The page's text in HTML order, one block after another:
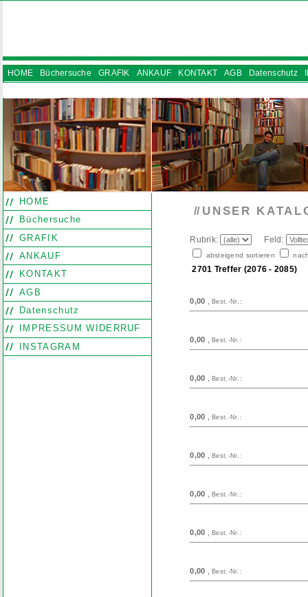
HOME Büchersuche GRAFIK ANKAUF KONTAKT AGB Datenschutz
HOME
Büchersuche
GRAFIK
ANKAUF
KONTAKT
AGB
Datenschutz
IMPRESSUM WIDERRUF
INSTAGRAM
// UNSER
Rubrik: Feld:
absteigend sortieren
2701 Treffer (2076 - 2085)
0,00 ,Best.-Nr.:
0,00 ,Best.-Nr.:
0,00 ,Best.-Nr.:
0,00 ,Best.-Nr.:
0,00 ,Best.-Nr.:
0,00 ,Best.-Nr.:
0,00 ,Best.-Nr.:
0,00 ,Best.-Nr.: